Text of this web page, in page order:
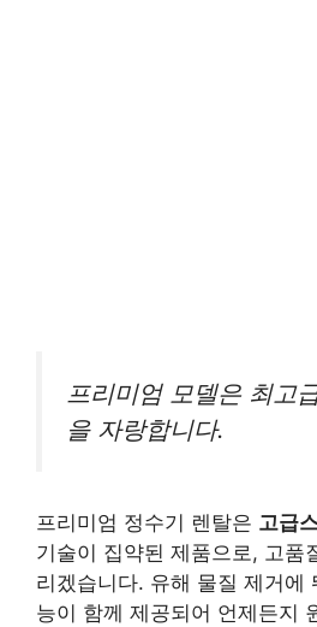
프리미엄 모델은 최고
을 자랑합니다.
프리미엄 정수기 렌탈은 고급
기술이 집약된 제품으로, 고품
리겠습니다. 유해 물질 제거에
능이 함께 제공되어 언제든지